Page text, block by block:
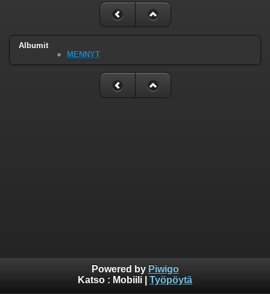
Albumit
MENNYT
Powered by Piwigo
Katso : Mobiili Työpöytä